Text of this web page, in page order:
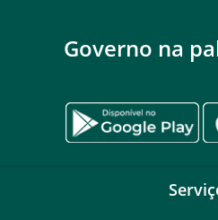
Governo na